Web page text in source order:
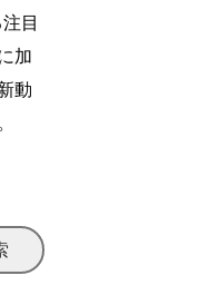
目
加
動